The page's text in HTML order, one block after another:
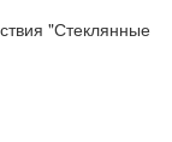
"Стеклянные